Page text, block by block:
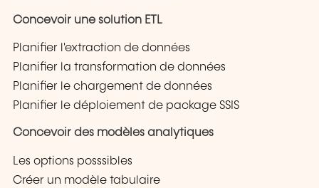
Concevoir une solution ETL
Planifier l'extraction de données
Planifier la transformation de données
Planifier le chargement de données
Planifier le déploiement de package SSIS
Concevoir des modèles analytiques
Les options posssibles
Créer un modèle tabulaire